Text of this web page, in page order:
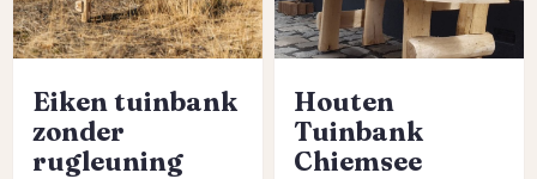
Eiken tuinbank
zonder
rugleuning
Houten
Tuinbank
Chiemsee